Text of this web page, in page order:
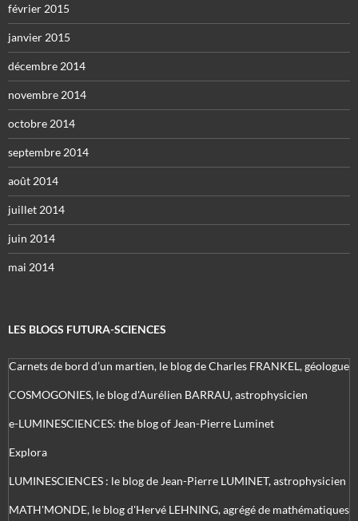
février 2015
janvier 2015
décembre 2014
novembre 2014
octobre 2014
septembre 2014
août 2014
juillet 2014
juin 2014
mai 2014
LES BLOGS FUTURA-SCIENCES
Carnets de bord d’un martien, le blog de Charles FRANKEL, géologue
COSMOGONIES, le blog d'Aurélien BARRAU, astrophysicien
e-LUMINESCIENCES: the blog of Jean-Pierre Luminet
Explora
LUMINESCIENCES : le blog de Jean-Pierre LUMINET, astrophysicien
MATH'MONDE, le blog d'Hervé LEHNING, agrégé de mathématiques